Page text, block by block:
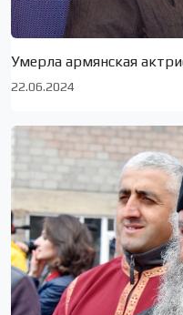
Умерла армянская
22.06.2024